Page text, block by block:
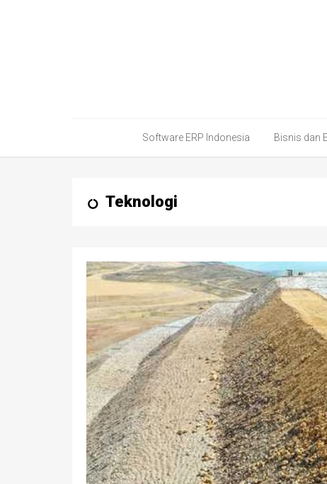
Software ERP Indonesia Bisnis dan
Teknologi